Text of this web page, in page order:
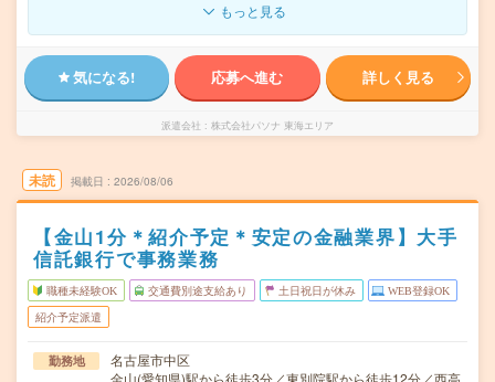
もっと見る
気になる! 応募へ進む 詳しく見る
派遣会社 株式会社パソナ 東海エリア
未読 掲載日 2026/08/06
【金山1分＊紹介予定＊安定の金融業界】大手
信託銀行で事務業務
職種未経験OK 交通費別途支給あり 土日祝日が休み WEB登録OK
紹介予定派遣
勤務地
名古屋市中区
金山(愛知県)駅から徒歩3分／東別院駅から徒歩12分／西高